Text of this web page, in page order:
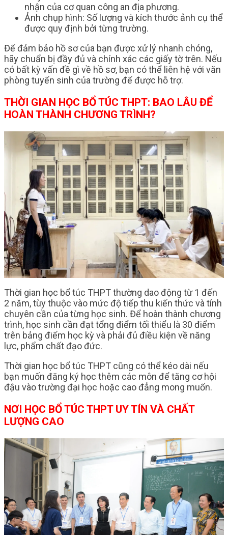
nhận của cơ quan công an địa phương.
Ảnh chụp hình: Số lượng và kích thước ảnh cụ thể
được quy định bởi từng trường.
Để đảm bảo hồ sơ của bạn được xử lý nhanh chóng,
hãy chuẩn bị đầy đủ và chính xác các giấy tờ trên. Nếu
có bất kỳ vấn đề gì về hồ sơ, bạn có thể liên hệ với văn
phòng tuyển sinh của trường để được hỗ trợ.
THỜI GIAN HỌC BỔ TÚC THPT: BAO LÂU ĐỂ
HOÀN THÀNH CHƯƠNG TRÌNH?
Thời gian học bổ túc THPT thường dao động từ 1 đến
2 năm, tùy thuộc vào mức độ tiếp thu kiến thức và tính
chuyên cần của từng học sinh. Để hoàn thành chương
trình, học sinh cần đạt tổng điểm tối thiểu là 30 điểm
trên bảng điểm học kỳ và phải đủ điều kiện về năng
lực, phẩm chất đạo đức.
Thời gian học bổ túc THPT cũng có thể kéo dài nếu
bạn muốn đăng ký học thêm các môn để tăng cơ hội
đậu vào trường đại học hoặc cao đẳng mong muốn.
NƠI HỌC BỔ TÚC THPT UY TÍN VÀ CHẤT
LƯỢNG CAO